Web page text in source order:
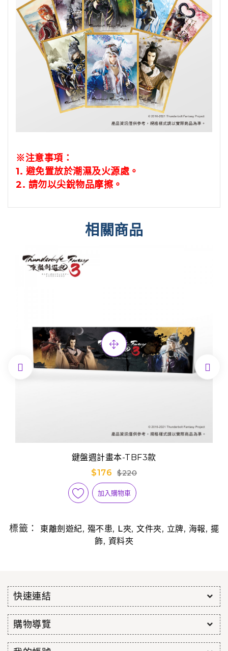
※注意事項：
1. 避免置放於潮濕及火源處。
2. 請勿以尖銳物品摩擦。
相關商品
鍵盤週計畫本-TBF3款
$176
$220
加入購物車
 
標籤： 東離劍遊紀, 殤不患, L夾, 文件夾, 立牌, 海報, 擺
飾, 資料夾
快速連結
購物導覽